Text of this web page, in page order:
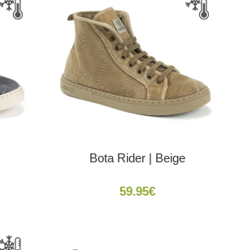
Bota Rider | Beige
59.95€